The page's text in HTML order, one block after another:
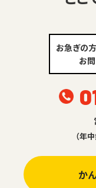
お急ぎの
お
（年
か